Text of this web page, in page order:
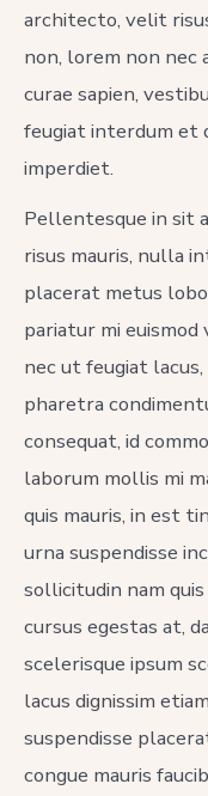
architecto, velit
non, lorem non nec
curae sapien,
feugiat interdum et
imperdiet.
Pellentesque in sit
risus mauris, nulla
placerat metus
pariatur mi
nec ut feugiat
pharetra
consequat, id
laborum mollis mi
quis mauris, in est
urna suspendisse
sollicitudin nam
cursus egestas at,
scelerisque ipsum
lacus dignissim
suspendisse
congue mauris